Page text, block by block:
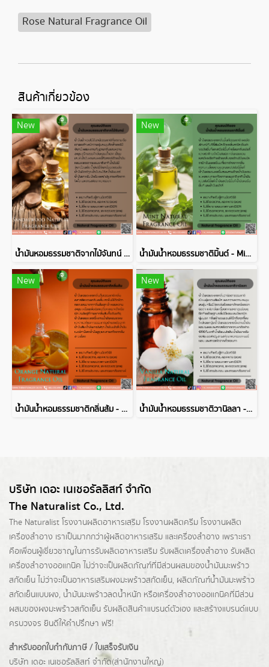
Rose Natural Fragrance Oil
สินค้าเกี่ยวข้อง
New
น้ำมันหอมธรรมชาติจากไม้จันทน์ - Sandalwood Natural Fragrance Oil
New
น้ำมันน้ำหอมธรรมชาติมิ้นต์ - Mint Natural Fragrance Oil
New
น้ำมันน้ำหอมธรรมชาติกลิ่นส้ม - Orange Natural Fragrance Oil
New
น้ำมันน้ำหอมธรรมชาติวานิลลา - Vanilla Natural Fragrance Oil
บริษัท เดอะ เนเชอรัลลิสท์ จำกัด
The Naturalist Co., Ltd.
The Naturalist โรงงานผลิตอาหารเสริม โรงงานผลิตครีม โรงงานผลิต
เครื่องสำอาง เราเป็นมากกว่าผู้ผลิตอาหารเสริม และเครื่องสำอาง เพราะเรา
คือเพื่อนผู้เชี่ยวชาญในการรับผลิตอาหารเสริม รับผลิตเครื่องสำอาง รับผลิต
เครื่องสำอางออแกนิค ไม่ว่าจะเป็นผลิตภัณฑ์ที่มีส่วนผสมของน้ำมันมะพร้าว
สกัดเย็น ไม่ว่าจะเป็นอาหารเสริมผงมะพร้าวสกัดเย็น, ผลิตภัณฑ์น้ำมันมะพร้าว
สกัดเย็นแบบผง, น้ำมันมะพร้าวลดน้ำหนัก หรือเครื่องสำอางออแกนิคที่มีส่วน
ผสมของผงมะพร้าวสกัดเย็น รับผลิตสินค้าแบรนด์ตัวเอง และสร้างแบรนด์แบบ
ครบวงจร ยินดีให้คำปรึกษา ฟรี!
สำหรับออกใบกำกับภาษี / ใบเสร็จรับเงิน
บริษัท เดอะ เนเชอรัลลิสท์ จำกัด(ส่านักงานใหญ่)